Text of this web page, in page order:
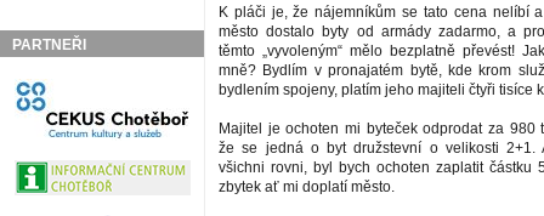
PARTNEŘI
K pláči je, že nájemníkům se tato cena nelíbí
město dostalo byty od armády zadarmo, a
těmto „vyvoleným“ mělo bezplatně převést!
mně? Bydlím v pronajatém bytě, kde krom
bydlením spojeny, platím jeho majiteli čtyři tisíce
Majitel je ochoten mi byteček odprodat za 980
že se jedná o byt družstevní o velikosti 2+1.
všichni rovni, byl bych ochoten zaplatit částku
zbytek ať mi doplatí město.